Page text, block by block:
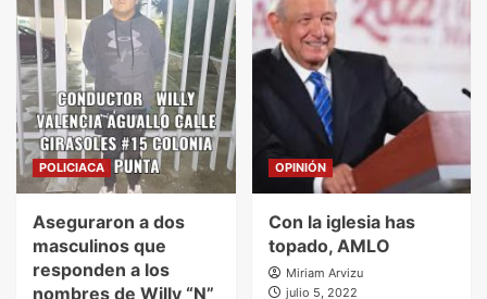
POLICIACA
Aseguraron a dos
masculinos que
responden a los
nombres de Willy “N”
OPINIÓN
Con la iglesia has
topado, AMLO
Miriam Arvizu
julio 5, 2022